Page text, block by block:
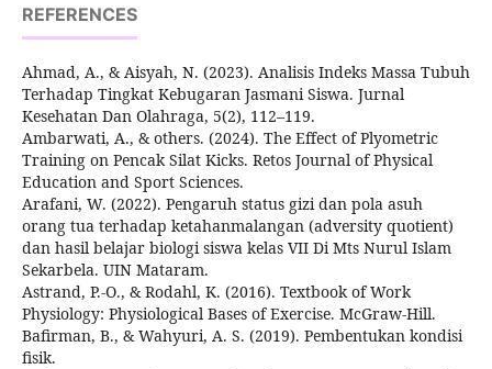
REFERENCES
Ahmad, A., & Aisyah, N. (2023). Analisis Indeks Massa Tubuh
Terhadap Tingkat Kebugaran Jasmani Siswa. Jurnal
Kesehatan Dan Olahraga, 5(2), 112–119.
Ambarwati, A., & others. (2024). The Effect of Plyometric
Training on Pencak Silat Kicks. Retos Journal of Physical
Education and Sport Sciences.
Arafani, W. (2022). Pengaruh status gizi dan pola asuh
orang tua terhadap ketahanmalangan (adversity quotient)
dan hasil belajar biologi siswa kelas VII Di Mts Nurul Islam
Sekarbela. UIN Mataram.
Astrand, P.-O., & Rodahl, K. (2016). Textbook of Work
Physiology: Physiological Bases of Exercise. McGraw-Hill.
Bafirman, B., & Wahyuri, A. S. (2019). Pembentukan kondisi
fisik.